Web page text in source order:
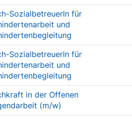
SozialbetreuerIn für
und
SozialbetreuerIn für
und
in der Offenen
(m/w)